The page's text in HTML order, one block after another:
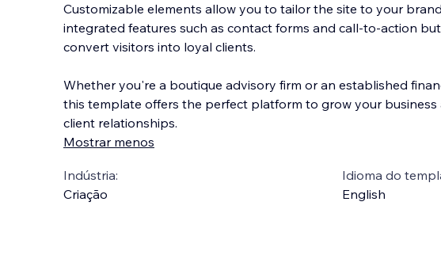
Customizable elements allow you to tailor the site to your
integrated features such as contact forms and call-to-action
convert visitors into loyal clients.
Whether you're a boutique advisory firm or an established
this template offers the perfect platform to grow your business
client relationships.
Mostrar menos
Indústria:
Criação
Idioma do
English